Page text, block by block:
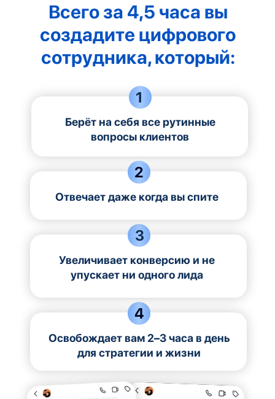
Освобождает вам 2–3 часа в день
для стратегии и жизни
4
Увеличивает конверсию и не
упускает ни одного лида
3
Берёт на себя все рутинные
вопросы клиентов
1
Всего за 4,5 часа вы
создадите цифрового
сотрудника, который:
Отвечает даже когда вы спите
2